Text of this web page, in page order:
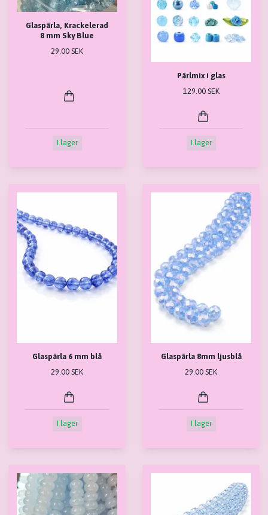
Glaspärla, Krackelerad
8 mm Sky Blue
29.00 SEK
I lager
Pärlmix i glas
129.00 SEK
I lager
Glaspärla 6 mm blå
29.00 SEK
I lager
Glaspärla 8mm ljusblå
29.00 SEK
I lager